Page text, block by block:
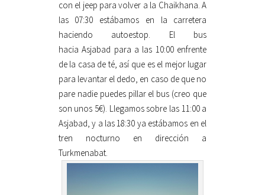
con el jeep para volver a la Chaikhana. A
las 07:30 estábamos en la carretera
haciendo autoestop. El bus
hacia Asjabad para a las 10:00 enfrente
de la casa de té, así que es el mejor lugar
para levantar el dedo, en caso de que no
pare nadie puedes pillar el bus (creo que
son unos 5€). Llegamos sobre las 11:00 a
Asjabad, y a las 18:30 ya estábamos en el
tren nocturno en dirección a
Turkmenabat.